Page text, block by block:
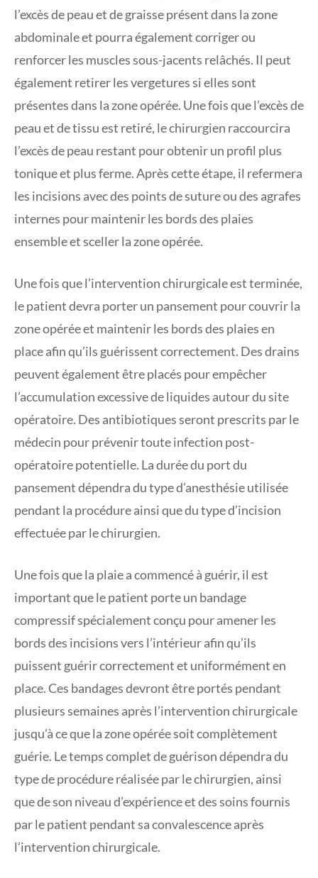
l’excès de peau et de graisse présent dans la zone
abdominale et pourra également corriger ou
renforcer les muscles sous-jacents relâchés. Il peut
également retirer les vergetures si elles sont
présentes dans la zone opérée. Une fois que l’excès de
peau et de tissu est retiré, le chirurgien raccourcira
l’excès de peau restant pour obtenir un profil plus
tonique et plus ferme. Après cette étape, il refermera
les incisions avec des points de suture ou des agrafes
internes pour maintenir les bords des plaies
ensemble et sceller la zone opérée.
Une fois que l’intervention chirurgicale est terminée,
le patient devra porter un pansement pour couvrir la
zone opérée et maintenir les bords des plaies en
place afin qu’ils guérissent correctement. Des drains
peuvent également être placés pour empêcher
l’accumulation excessive de liquides autour du site
opératoire. Des antibiotiques seront prescrits par le
médecin pour prévenir toute infection post-
opératoire potentielle. La durée du port du
pansement dépendra du type d’anesthésie utilisée
pendant la procédure ainsi que du type d’incision
effectuée par le chirurgien.
Une fois que la plaie a commencé à guérir, il est
important que le patient porte un bandage
compressif spécialement conçu pour amener les
bords des incisions vers l’intérieur afin qu’ils
puissent guérir correctement et uniformément en
place. Ces bandages devront être portés pendant
plusieurs semaines après l’intervention chirurgicale
jusqu’à ce que la zone opérée soit complètement
guérie. Le temps complet de guérison dépendra du
type de procédure réalisée par le chirurgien, ainsi
que de son niveau d’expérience et des soins fournis
par le patient pendant sa convalescence après
l’intervention chirurgicale.